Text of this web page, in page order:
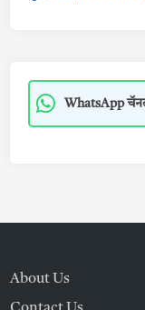
WhatsApp
About Us